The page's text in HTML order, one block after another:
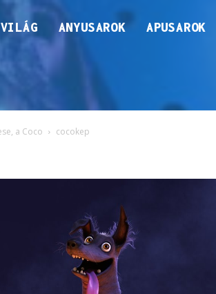
ANYUSAROK APUSAROK
a Coco cocokep